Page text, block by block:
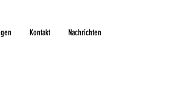
Kontakt Nachrichten